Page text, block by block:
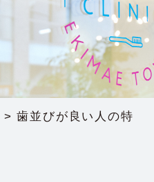
>歯並びが良い人の特